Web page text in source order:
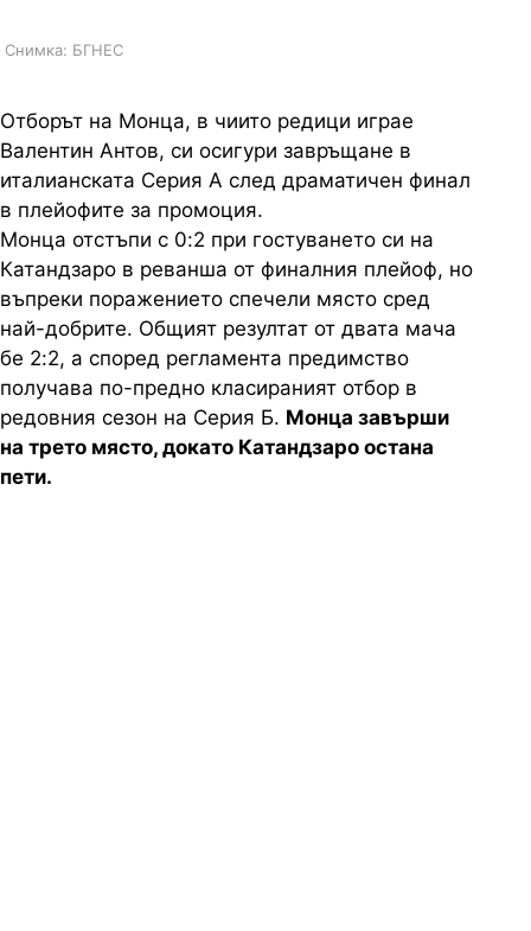
Снимка: БГНЕС
Отборът на Монца, в чиито редици играе
Валентин Антов, си осигури завръщане в
италианската Серия А след драматичен финал
в плейофите за промоция.
Монца отстъпи с 0:2 при гостуването си на
Катандзаро в реванша от финалния плейоф, но
въпреки поражението спечели място сред
най-добрите. Общият резултат от двата мача
бе 2:2, а според регламента предимство
получава по-предно класираният отбор в
редовния сезон на Серия Б. Монца завърши
на трето място, докато Катандзаро остана
пети.